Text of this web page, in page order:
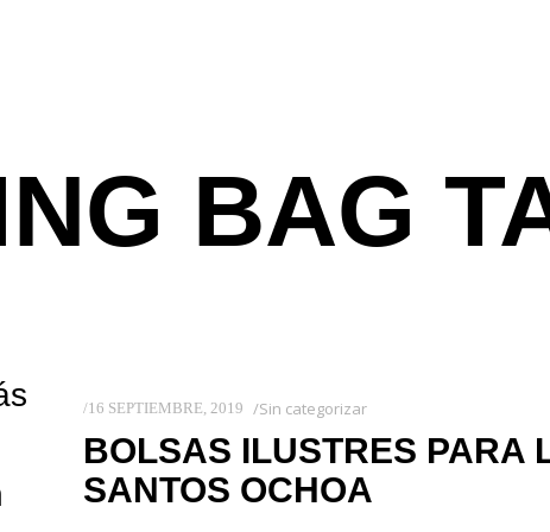
BAG
16 SEPTIEMBRE, 2019 Sin categorizar
BOLSAS ILUSTRES PARA
SANTOS OCHOA